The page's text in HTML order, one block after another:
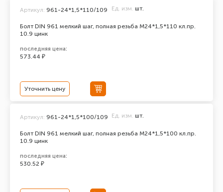
Болт DIN 961 мелкий шаг, полная резьба M24*1,5*110 кл.пр.
10.9 цинк
Артикул: 961-24*1,5*110/109 Ед. изм. шт.
последняя цена:
573.44 ₽
Уточнить цену
Болт DIN 961 мелкий шаг, полная резьба M24*1,5*100 кл.пр.
10.9 цинк
Артикул: 961-24*1,5*100/109 Ед. изм. шт.
последняя цена:
530.52 ₽